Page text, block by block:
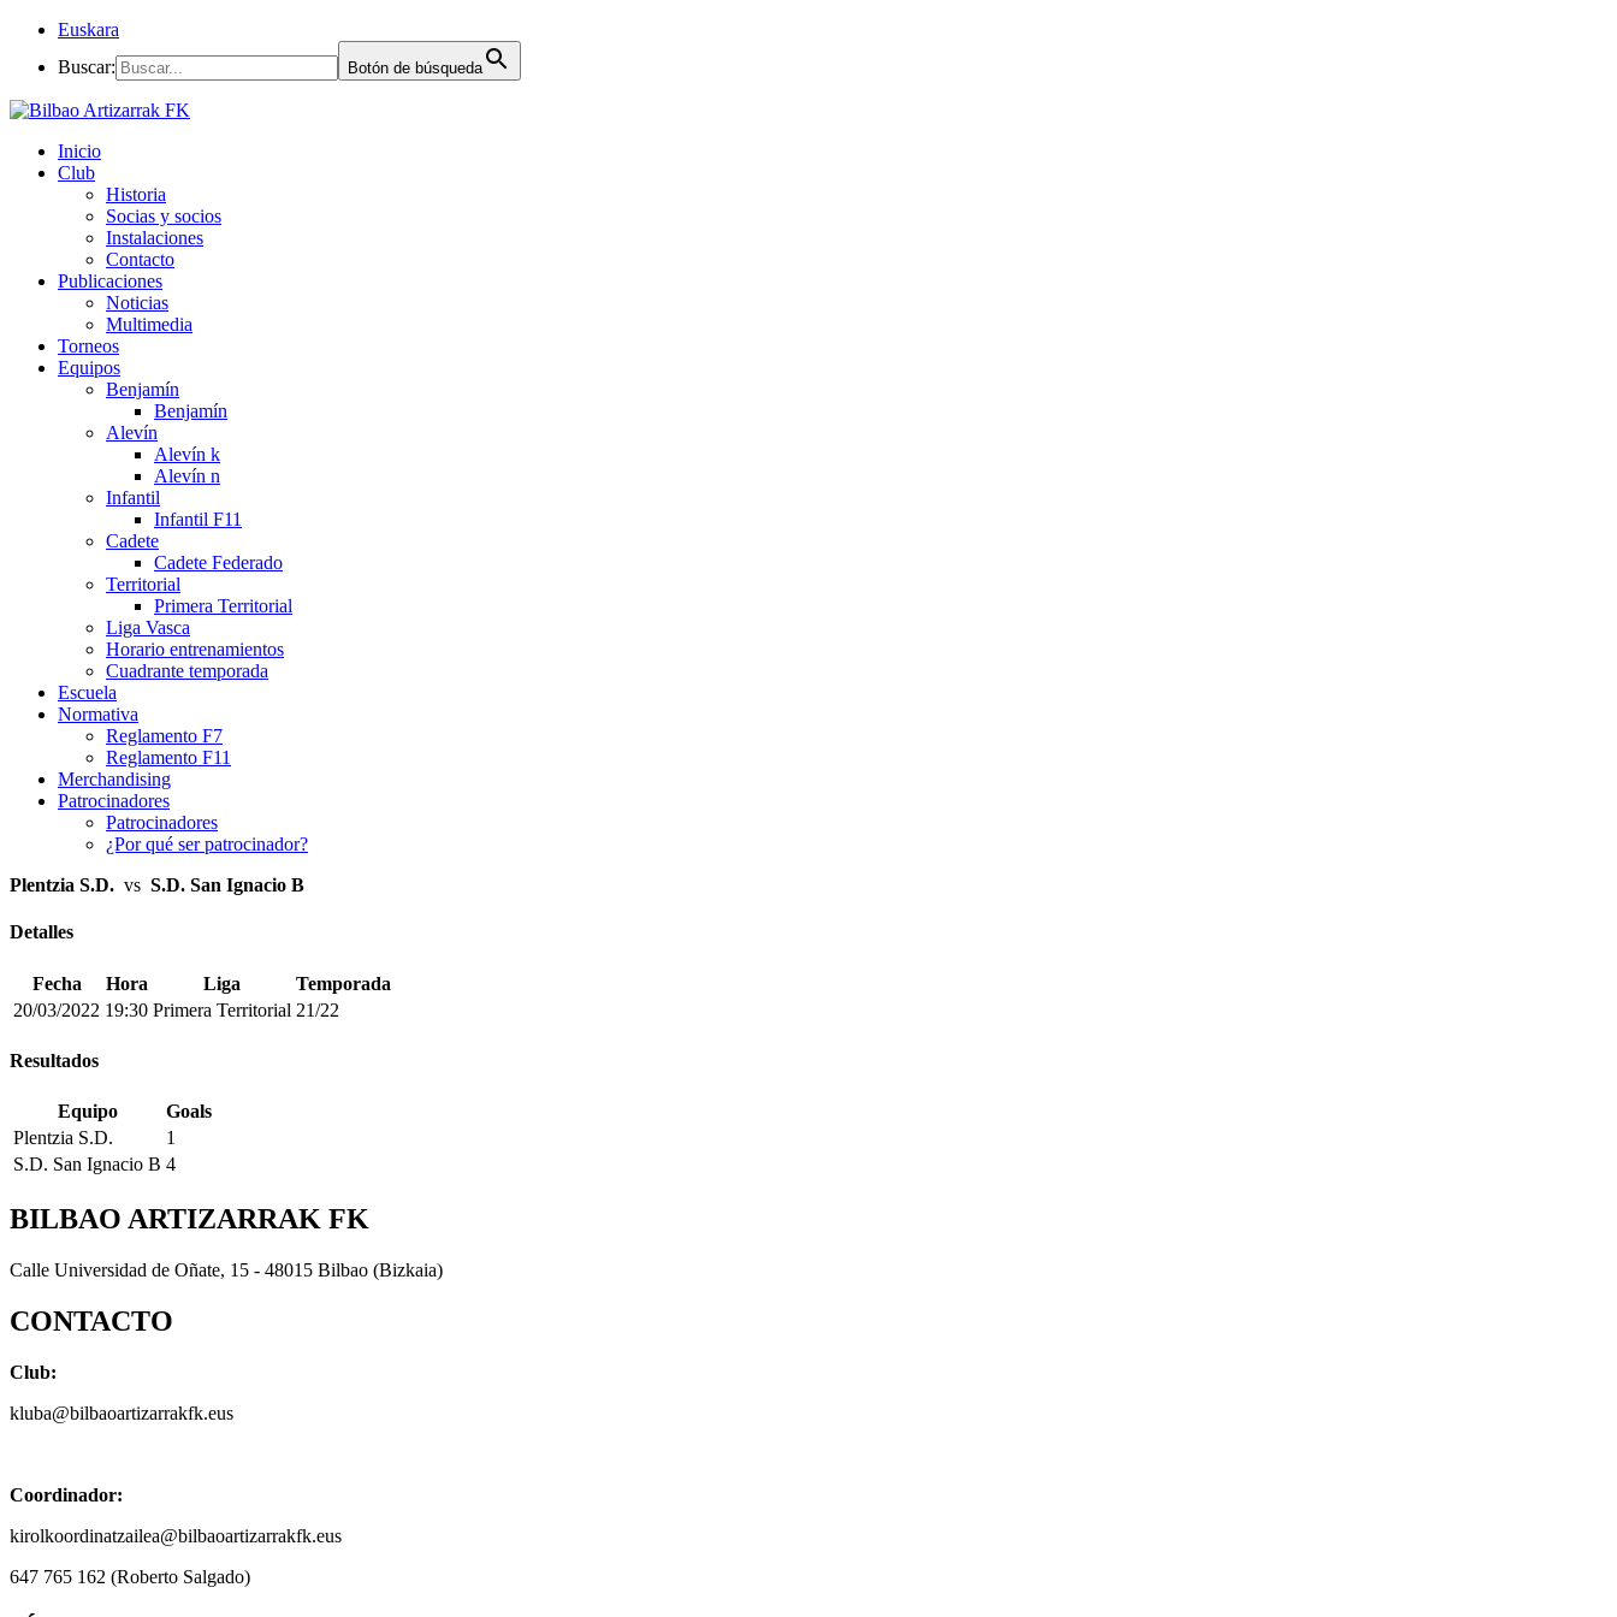
Euskara
Buscar:
Botón de búsqueda
Inicio
Club
Historia
Socias y socios
Instalaciones
Contacto
Publicaciones
Noticias
Multimedia
Torneos
Equipos
Benjamín
Benjamín
Alevín
Alevín k
Alevín n
Infantil
Infantil F11
Cadete
Cadete Federado
Territorial
Primera Territorial
Liga Vasca
Horario entrenamientos
Cuadrante temporada
Escuela
Normativa
Reglamento F7
Reglamento F11
Merchandising
Patrocinadores
Patrocinadores
¿Por qué ser patrocinador?
Plentzia S.D. vs S.D. San Ignacio B
Detalles
Fecha Hora Liga
Temporada
20/03/2022 19:30 Primera Territorial 21/22
Resultados
Equipo
Goals
Plentzia S.D.
1
S.D. San Ignacio B 4
BILBAO ARTIZARRAK FK
Calle Universidad de Oñate, 15 - 48015 Bilbao (Bizkaia)
CONTACTO
Club:
kluba@bilbaoartizarrakfk.eus
Coordinador:
kirolkoordinatzailea@bilbaoartizarrakfk.eus
647 765 162 (Roberto Salgado)